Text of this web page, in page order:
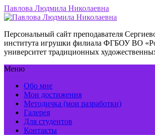
Павлова Людмила Николаевна
Персональный сайт преподавателя
института игрушки филиала ФГБОУ ВО
университет традиционных
Меню
Обо мне
Мои достижения
Методичка (мои разработки)
Галерея
Для студентов
Контакты